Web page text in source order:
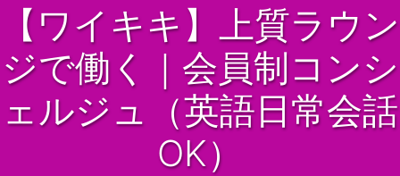
【ワイキキ】上質ラウン
ジで働く｜会員制コンシ
ェルジュ（英語日常会話
OK）